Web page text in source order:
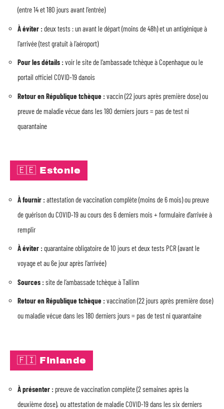
(entre 14 et 180 jours avant l’entrée)
À éviter :deux tests : un avant le départ (moins de 48h) et un antigénique à
l’arrivée (test gratuit à l’aéroport)
Pour les détails :voir le site de l’ambassade tchèque à Copenhague ou le
portail officiel COVID-19 danois
Retour en République tchèque :vaccin (22 jours après première dose) ou
preuve de maladie vécue dans les 180 derniers jours = pas de test ni
quarantaine
🇪🇪 Estonie
À fournir :attestation de vaccination complète (moins de 6 mois) ou preuve
de guérison du COVID-19 au cours des 6 derniers mois + formulaire d’arrivée à
remplir
À éviter :quarantaine obligatoire de 10 jours et deux tests PCR (avant le
voyage et au 6e jour après l’arrivée)
Sources :site de l’ambassade tchèque à Tallinn
Retour en République tchèque :vaccination (22 jours après première dose)
ou maladie vécue dans les 180 derniers jours = pas de test ni quarantaine
🇫🇮 Finlande
À présenter : preuve de vaccination complète (2 semaines après la
deuxième dose), ou attestation de maladie COVID-19 dans les six derniers